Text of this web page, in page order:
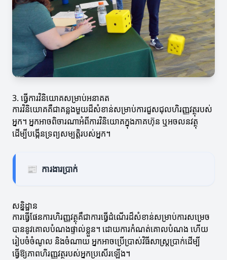
3. ធ្វើការវិនិយោគសម្រាប់អនាគត
ការវិនិយោគគឺជាគន្លងមួយដ៏សំខាន់សម្រាប់ការជួសជុលហិរញ្ញវត្ថុរបស់
អ្នក។ អ្នកអាចពិចារណាអំពីការវិនិយោគក្នុងភាគហ៊ុន ឬអចលនវត្ថុ
ដើម្បីបង្កើនទ្រព្យសម្បត្តិរបស់អ្នក។
📰 ការងារប្រាក់
សន្និដ្ឋាន
ការធ្វើផែនការហិរញ្ញវត្ថុគឺជាការធ្វើដំណើរដ៏សំខាន់សម្រាប់ការសម្រេច
បាននូវគោលបំណងផ្ទាល់ខ្លួន។ ដោយការកំណត់គោលបំណង ហើយ
រៀបចំចំណូល និងចំណាយ អ្នកអាចប្រើប្រាស់វិធីសាស្ត្រប្រាក់ដើម្បី
ធ្វើឱ្យភាពហិរញ្ញវត្ថរបស់អ្នកប្រសើរឡើង។